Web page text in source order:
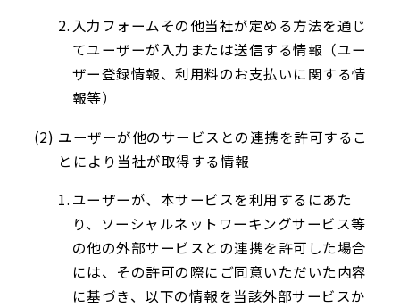
入力フォームその他当社が定める方法を通じ
てユーザーが入力または送信する情報（ユー
ザー登録情報、利用料のお支払いに関する情
報等）
ユーザーが他のサービスとの連携を許可するこ
とにより当社が取得する情報
ユーザーが、本サービスを利用するにあた
り、ソーシャルネットワーキングサービス等
の他の外部サービスとの連携を許可した場合
には、その許可の際にご同意いただいた内容
に基づき、以下の情報を当該外部サービスか